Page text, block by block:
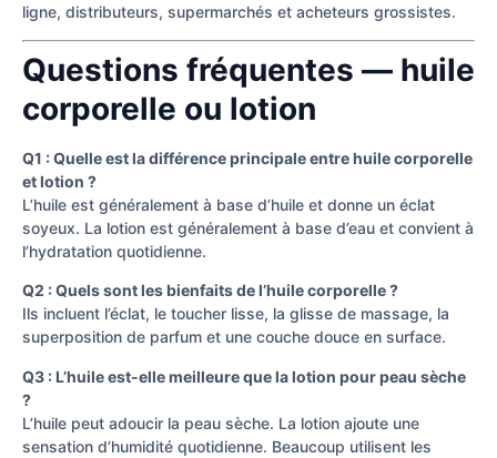
ligne, distributeurs, supermarchés et acheteurs grossistes.
Questions fréquentes — huile
corporelle ou lotion
Q1 : Quelle est la différence principale entre huile corporelle
et lotion ?
L’huile est généralement à base d’huile et donne un éclat
soyeux. La lotion est généralement à base d’eau et convient à
l’hydratation quotidienne.
Q2 : Quels sont les bienfaits de l’huile corporelle ?
Ils incluent l’éclat, le toucher lisse, la glisse de massage, la
superposition de parfum et une couche douce en surface.
Q3 : L’huile est-elle meilleure que la lotion pour peau sèche
?
L’huile peut adoucir la peau sèche. La lotion ajoute une
sensation d’humidité quotidienne. Beaucoup utilisent les